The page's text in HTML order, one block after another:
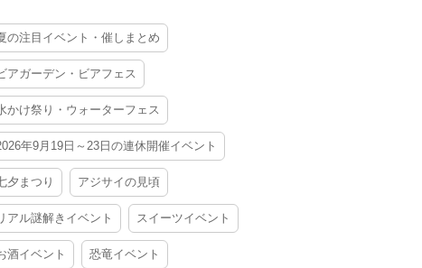
の注目イベント・催しまとめ
アガーデン・ビアフェス
かけ祭り・ウォーターフェス
年9月19日～23日の連休開催イベント
夕まつり アジサイの見頃
アル謎解きイベント スイーツイベント
酒イベント 恐竜イベント